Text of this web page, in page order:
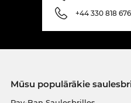
+44 330 818
Mūsu populārākie